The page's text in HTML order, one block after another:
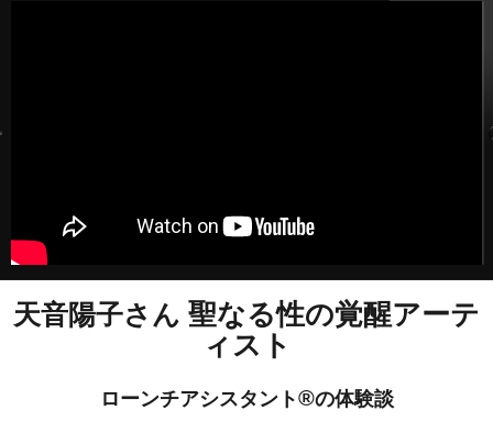
天音陽子さん 聖なる性の覚醒アーテ
ィスト
ローンチアシスタント®の体験談